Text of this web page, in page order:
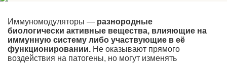
Иммуномодуляторы — разнородные
биологически активные вещества, влияющие на
иммунную систему либо участвующие в её
функционировании. Не оказывают прямого
воздействия на патогены, но могут изменять